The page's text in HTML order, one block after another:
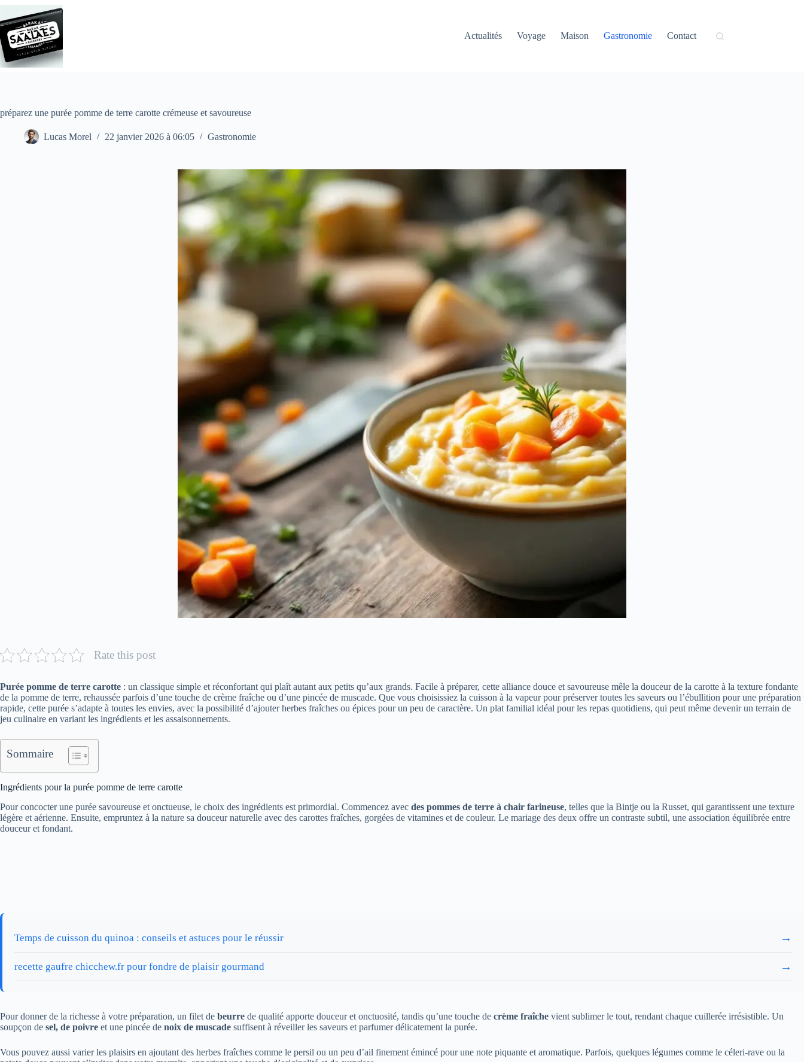
contenu
Actualités
Voyage Maison Gastronomie Contact
préparez une purée pomme de terre carotte crémeuse et savoureuse
Lucas Morel 22 janvier 2026 à 06:05 Gastronomie
Rate this post
Purée pomme de terre carotte : un classique simple et réconfortant qui plaît autant aux petits qu’aux grands. Facile à préparer, cette alliance douce et savoureuse mêle la douceur de la carotte à la texture fondante
de la pomme de terre, rehaussée parfois d’une touche de crème fraîche ou d’une pincée de muscade. Que vous choisissiez la cuisson à la vapeur pour préserver toutes les saveurs ou l’ébullition pour une préparation
rapide, cette purée s’adapte à toutes les envies, avec la possibilité d’ajouter herbes fraîches ou épices pour un peu de caractère. Un plat familial idéal pour les repas quotidiens, qui peut même devenir un terrain de
jeu culinaire en variant les ingrédients et les assaisonnements.
Sommaire
Ingrédients pour la purée pomme de terre carotte
Pour concocter une purée savoureuse et onctueuse, le choix des ingrédients est primordial. Commencez avec des pommes de terre à chair farineuse, telles que la Bintje ou la Russet, qui garantissent une texture
légère et aérienne. Ensuite, empruntez à la nature sa douceur naturelle avec des carottes fraîches, gorgées de vitamines et de couleur. Le mariage des deux offre un contraste subtil, une association équilibrée entre
douceur et fondant.
Temps de cuisson du quinoa : conseils et astuces pour le réussir →
recette gaufre chicchew.fr pour fondre de plaisir gourmand →
Pour donner de la richesse à votre préparation, un filet de beurre de qualité apporte douceur et onctuosité, tandis qu’une touche de crème fraîche vient sublimer le tout, rendant chaque cuillerée irrésistible. Un
soupçon de sel, de poivre et une pincée de noix de muscade suffisent à réveiller les saveurs et parfumer délicatement la purée.
Vous pouvez aussi varier les plaisirs en ajoutant des herbes fraîches comme le persil ou un peu d’ail finement émincé pour une note piquante et aromatique. Parfois, quelques légumes comme le céleri-rave ou la